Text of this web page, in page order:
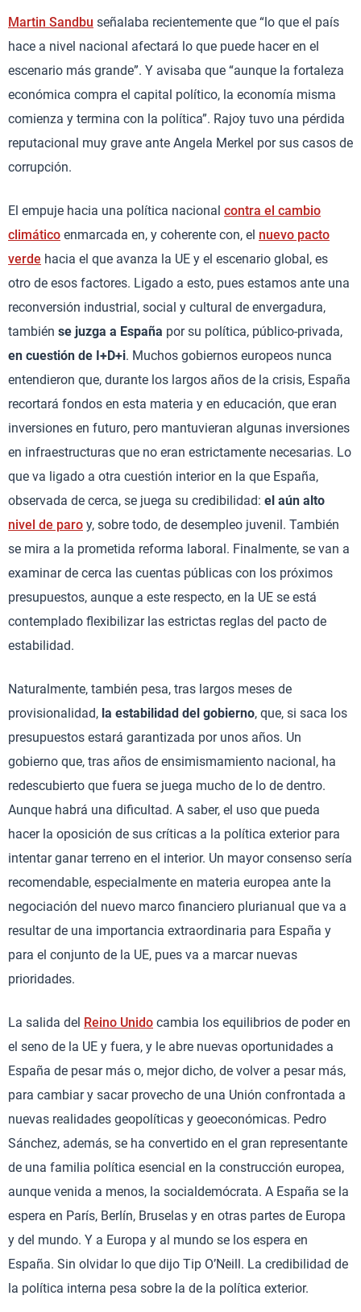
Martin Sandbu señalaba recientemente que “lo que el país
hace a nivel nacional afectará lo que puede hacer en el
escenario más grande”. Y avisaba que “aunque la fortaleza
económica compra el capital político, la economía misma
comienza y termina con la política”. Rajoy tuvo una pérdida
reputacional muy grave ante Angela Merkel por sus casos de
corrupción.
El empuje hacia una política nacional contra el cambio
climático enmarcada en, y coherente con, el nuevo pacto
verde hacia el que avanza la UE y el escenario global, es
otro de esos factores. Ligado a esto, pues estamos ante una
reconversión industrial, social y cultural de envergadura,
también se juzga a España por su política, público-privada,
en cuestión de I+D+i. Muchos gobiernos europeos nunca
entendieron que, durante los largos años de la crisis, España
recortará fondos en esta materia y en educación, que eran
inversiones en futuro, pero mantuvieran algunas inversiones
en infraestructuras que no eran estrictamente necesarias. Lo
que va ligado a otra cuestión interior en la que España,
observada de cerca, se juega su credibilidad: el aún alto
nivel de paro y, sobre todo, de desempleo juvenil. También
se mira a la prometida reforma laboral. Finalmente, se van a
examinar de cerca las cuentas públicas con los próximos
presupuestos, aunque a este respecto, en la UE se está
contemplado flexibilizar las estrictas reglas del pacto de
estabilidad.
Naturalmente, también pesa, tras largos meses de
provisionalidad, la estabilidad del gobierno, que, si saca los
presupuestos estará garantizada por unos años. Un
gobierno que, tras años de ensimismamiento nacional, ha
redescubierto que fuera se juega mucho de lo de dentro.
Aunque habrá una dificultad. A saber, el uso que pueda
hacer la oposición de sus críticas a la política exterior para
intentar ganar terreno en el interior. Un mayor consenso sería
recomendable, especialmente en materia europea ante la
negociación del nuevo marco financiero plurianual que va a
resultar de una importancia extraordinaria para España y
para el conjunto de la UE, pues va a marcar nuevas
prioridades.
La salida del Reino Unido cambia los equilibrios de poder en
el seno de la UE y fuera, y le abre nuevas oportunidades a
España de pesar más o, mejor dicho, de volver a pesar más,
para cambiar y sacar provecho de una Unión confrontada a
nuevas realidades geopolíticas y geoeconómicas. Pedro
Sánchez, además, se ha convertido en el gran representante
de una familia política esencial en la construcción europea,
aunque venida a menos, la socialdemócrata. A España se la
espera en París, Berlín, Bruselas y en otras partes de Europa
y del mundo. Y a Europa y al mundo se los espera en
España. Sin olvidar lo que dijo Tip O’Neill. La credibilidad de
la política interna pesa sobre la de la política exterior.